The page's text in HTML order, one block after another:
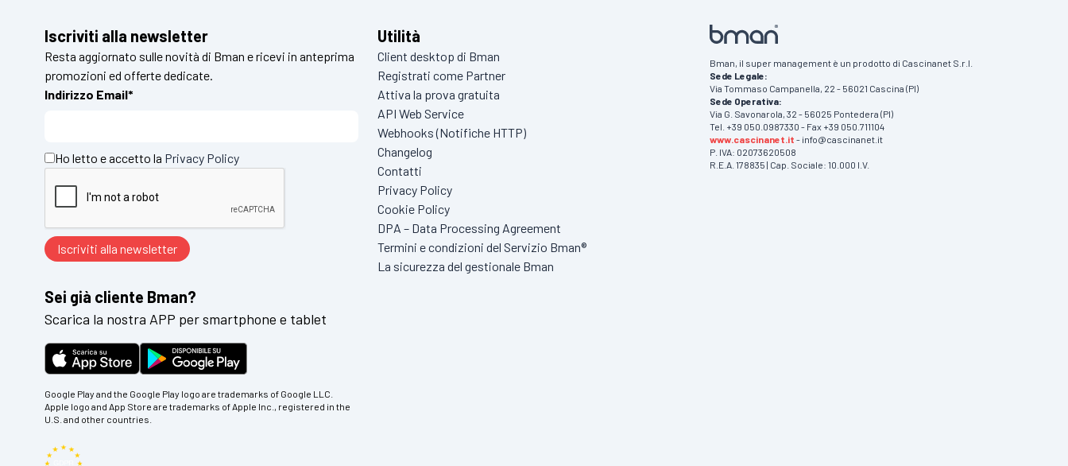
Iscriviti alla newsletter
Resta aggiornato sulle novità di Bman e ricevi in anteprima
promozioni ed offerte dedicate.
Indirizzo Email*
Ho letto e accetto la Privacy Policy
Sei già cliente Bman?
Scarica la nostra APP per smartphone e tablet
Google Play and the Google Play logo are trademarks of Google LLC.
Apple logo and App Store are trademarks of Apple Inc., registered in the
U.S. and other countries.
Utilità
Client desktop di Bman
Registrati come Partner
Attiva la prova gratuita
API Web Service
Webhooks (Notifiche HTTP)
Changelog
Contatti
Privacy Policy
Cookie Policy
DPA – Data Processing Agreement
Termini e condizioni del Servizio Bman®
La sicurezza del gestionale Bman
Bman, il super management è un prodotto di Cascinanet S.r.l.
Sede Legale:
Via Tommaso Campanella, 22 - 56021 Cascina (PI)
Sede Operativa:
Via G. Savonarola, 32 - 56025 Pontedera (PI)
Tel. +39 050.0987330 - Fax +39 050.711104
www.cascinanet.it - info@cascinanet.it
P. IVA: 02073620508
R.E.A. 178835 | Cap. Sociale: 10.000 I.V.